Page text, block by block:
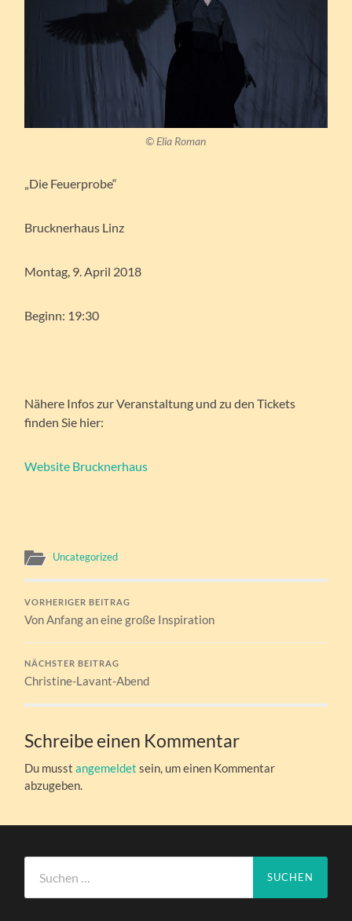
© Elia Roman
„Die Feuerprobe“
Brucknerhaus Linz
Montag, 9. April 2018
Beginn: 19:30
Nähere Infos zur Veranstaltung und zu den Tickets
finden Sie hier:
Website Brucknerhaus
Uncategorized
VORHERIGER BEITRAG
Von Anfang an eine große Inspiration
NÄCHSTER BEITRAG
Christine-Lavant-Abend
Schreibe einen Kommentar
Du musstangemeldet sein, um einen Kommentar
abzugeben.
nach: